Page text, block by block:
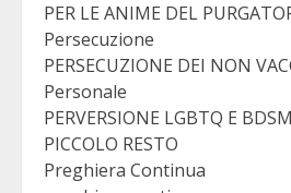
PER LE ANIME DEL
Persecuzione
PERSECUZIONE DEI NON
Personale
PERVERSIONE LGBTQ E BDSM
PICCOLO RESTO
Preghiera Continua